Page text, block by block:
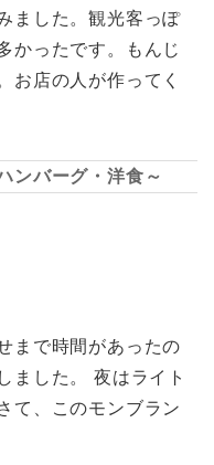
ました。観光客っぽ
かったです。もんじ
お店の人が作ってく
バーグ・洋食～
まで時間があったの
ました。 夜はライト
て、このモンブラン